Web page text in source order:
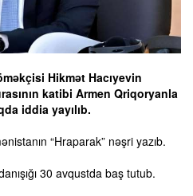
Hikmət Hacıyevin
katibi Armen Qriqoryanla
iddia yayılıb.
“Hraparak” nəşri yazıb.
30 avqustda baş tutub.